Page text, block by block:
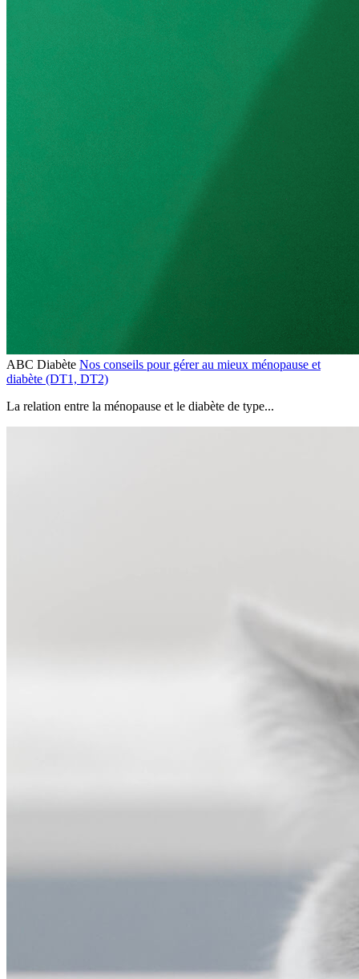
ABC Diabète Nos conseils pour gérer au mieux ménopause et
diabète (DT1, DT2)
La relation entre la ménopause et le diabète de type...